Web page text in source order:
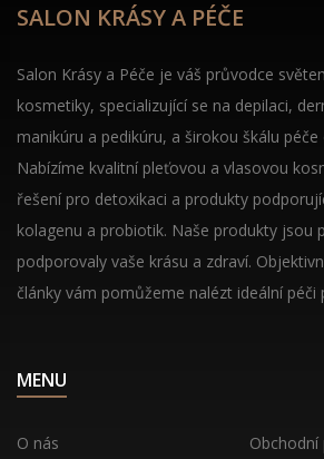
SALON KRÁSY A PÉČE
Salon Krásy a Péče je váš průvodce
kosmetiky, specializující se na depilaci,
manikúru a pedikúru, a širokou škálu
Nabízíme kvalitní pleťovou a vlasovou
řešení pro detoxikaci a produkty
kolagenu a probiotik. Naše produkty jsou
podporovaly vaše krásu a zdraví.
články vám pomůžeme nalézt ideální péči
MENU
O nás